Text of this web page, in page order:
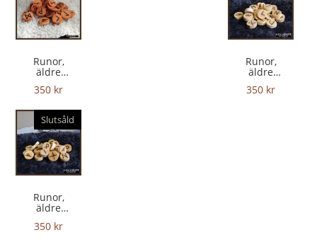
Runor,
äldre
350 kr
Runor,
äldre
350 kr
Runor,
äldre
350 kr
Slutsåld